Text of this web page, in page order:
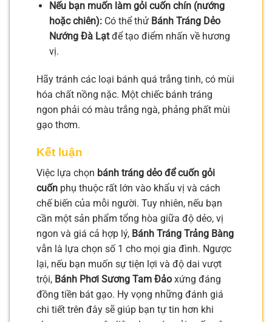
Nếu bạn muốn làm gỏi cuốn chín (nướng
hoặc chiên):Có thể thử Bánh Tráng Dẻo
Nướng Đà Lạtđể tạo điểm nhấn về hương
vị.
Hãy tránh các loại bánh quá trắng tinh, có mùi
hóa chất nồng nặc. Một chiếc bánh tráng
ngon phải có màu trắng ngà, phảng phất mùi
gạo thơm.
Kết luận
Việc lựa chọn bánh tráng dẻo để cuốn gỏi
cuốn phụ thuộc rất lớn vào khẩu vị và cách
chế biến của mỗi người. Tuy nhiên, nếu bạn
cần một sản phẩm tổng hòa giữa độ dẻo, vị
ngon và giá cả hợp lý, Bánh Tráng Trảng Bàng
vẫn là lựa chọn số 1 cho mọi gia đình. Ngược
lại, nếu bạn muốn sự tiện lợi và độ dai vượt
trội, Bánh Phơi Sương Tam Đảo xứng đáng
đồng tiền bát gạo. Hy vọng những đánh giá
chi tiết trên đây sẽ giúp bạn tự tin hơn khi